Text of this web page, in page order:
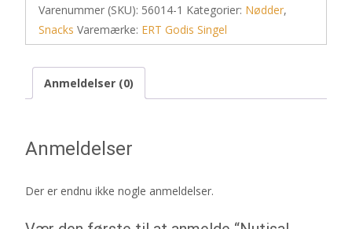
Varenummer (SKU): 56014-1 Kategorier: Nødder,
Snacks Varemærke: ERT Godis Singel
Anmeldelser (0)
Anmeldelser
Der er endnu ikke nogle anmeldelser.